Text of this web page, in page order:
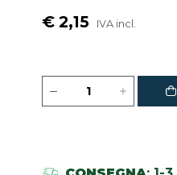
€ 2,15 IVA incl.